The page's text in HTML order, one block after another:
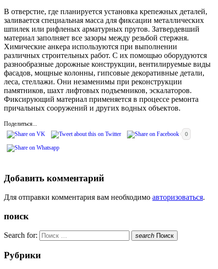
В отверстие, где планируется установка крепежных деталей,
заливается специальная масса для фиксации металлических
шпилек или рифленых арматурных прутов. Затвердевший
материал заполняет все зазоры между резьбой стержня.
Химические анкера используются при выполнении
различных строительных работ. С их помощью оборудуются
разнообразные дорожные конструкции, вентилируемые виды
фасадов, мощные колонны, гипсовые декоративные детали,
леса, стеллажи. Они незаменимы при реконструкции
памятников, шахт лифтовых подъемников, эскалаторов.
Фиксирующий материал применяется в процессе ремонта
причальных сооружений и других водных объектов.
Поделиться...
0
Добавить комментарий
Для отправки комментария вам необходимо авторизоваться.
поиск
Search for: search Поиск
Рубрики